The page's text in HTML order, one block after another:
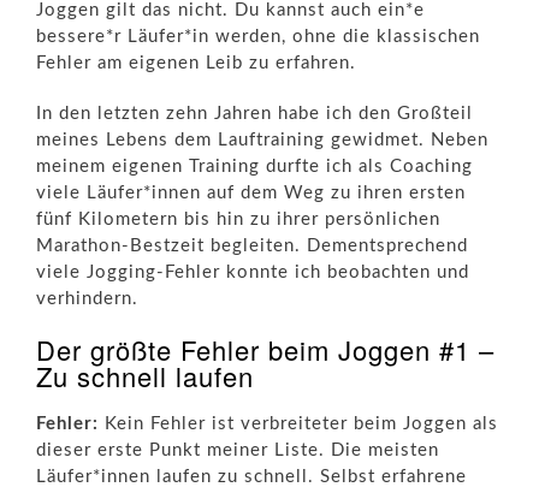
Joggen gilt das nicht. Du kannst auch ein*e
bessere*r Läufer*in werden, ohne die klassischen
Fehler am eigenen Leib zu erfahren.
In den letzten zehn Jahren habe ich den Großteil
meines Lebens dem Lauftraining gewidmet. Neben
meinem eigenen Training durfte ich als Coaching
viele Läufer*innen auf dem Weg zu ihren ersten
fünf Kilometern bis hin zu ihrer persönlichen
Marathon-Bestzeit begleiten. Dementsprechend
viele Jogging-Fehler konnte ich beobachten und
verhindern.
Der größte Fehler beim Joggen #1 –
Zu schnell laufen
Fehler: Kein Fehler ist verbreiteter beim Joggen als
dieser erste Punkt meiner Liste. Die meisten
Läufer*innen laufen zu schnell. Selbst erfahrene